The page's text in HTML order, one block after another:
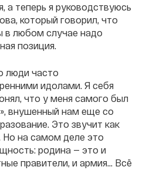
а теперь я руководствуюсь
который говорил, что
в любом случае надо
позиция.
люди часто
идолами. Я себя
что у меня самого был
внушенный нам еще со
Это звучит как
Но на самом деле это
родина — это и
правители, и армия... Всё